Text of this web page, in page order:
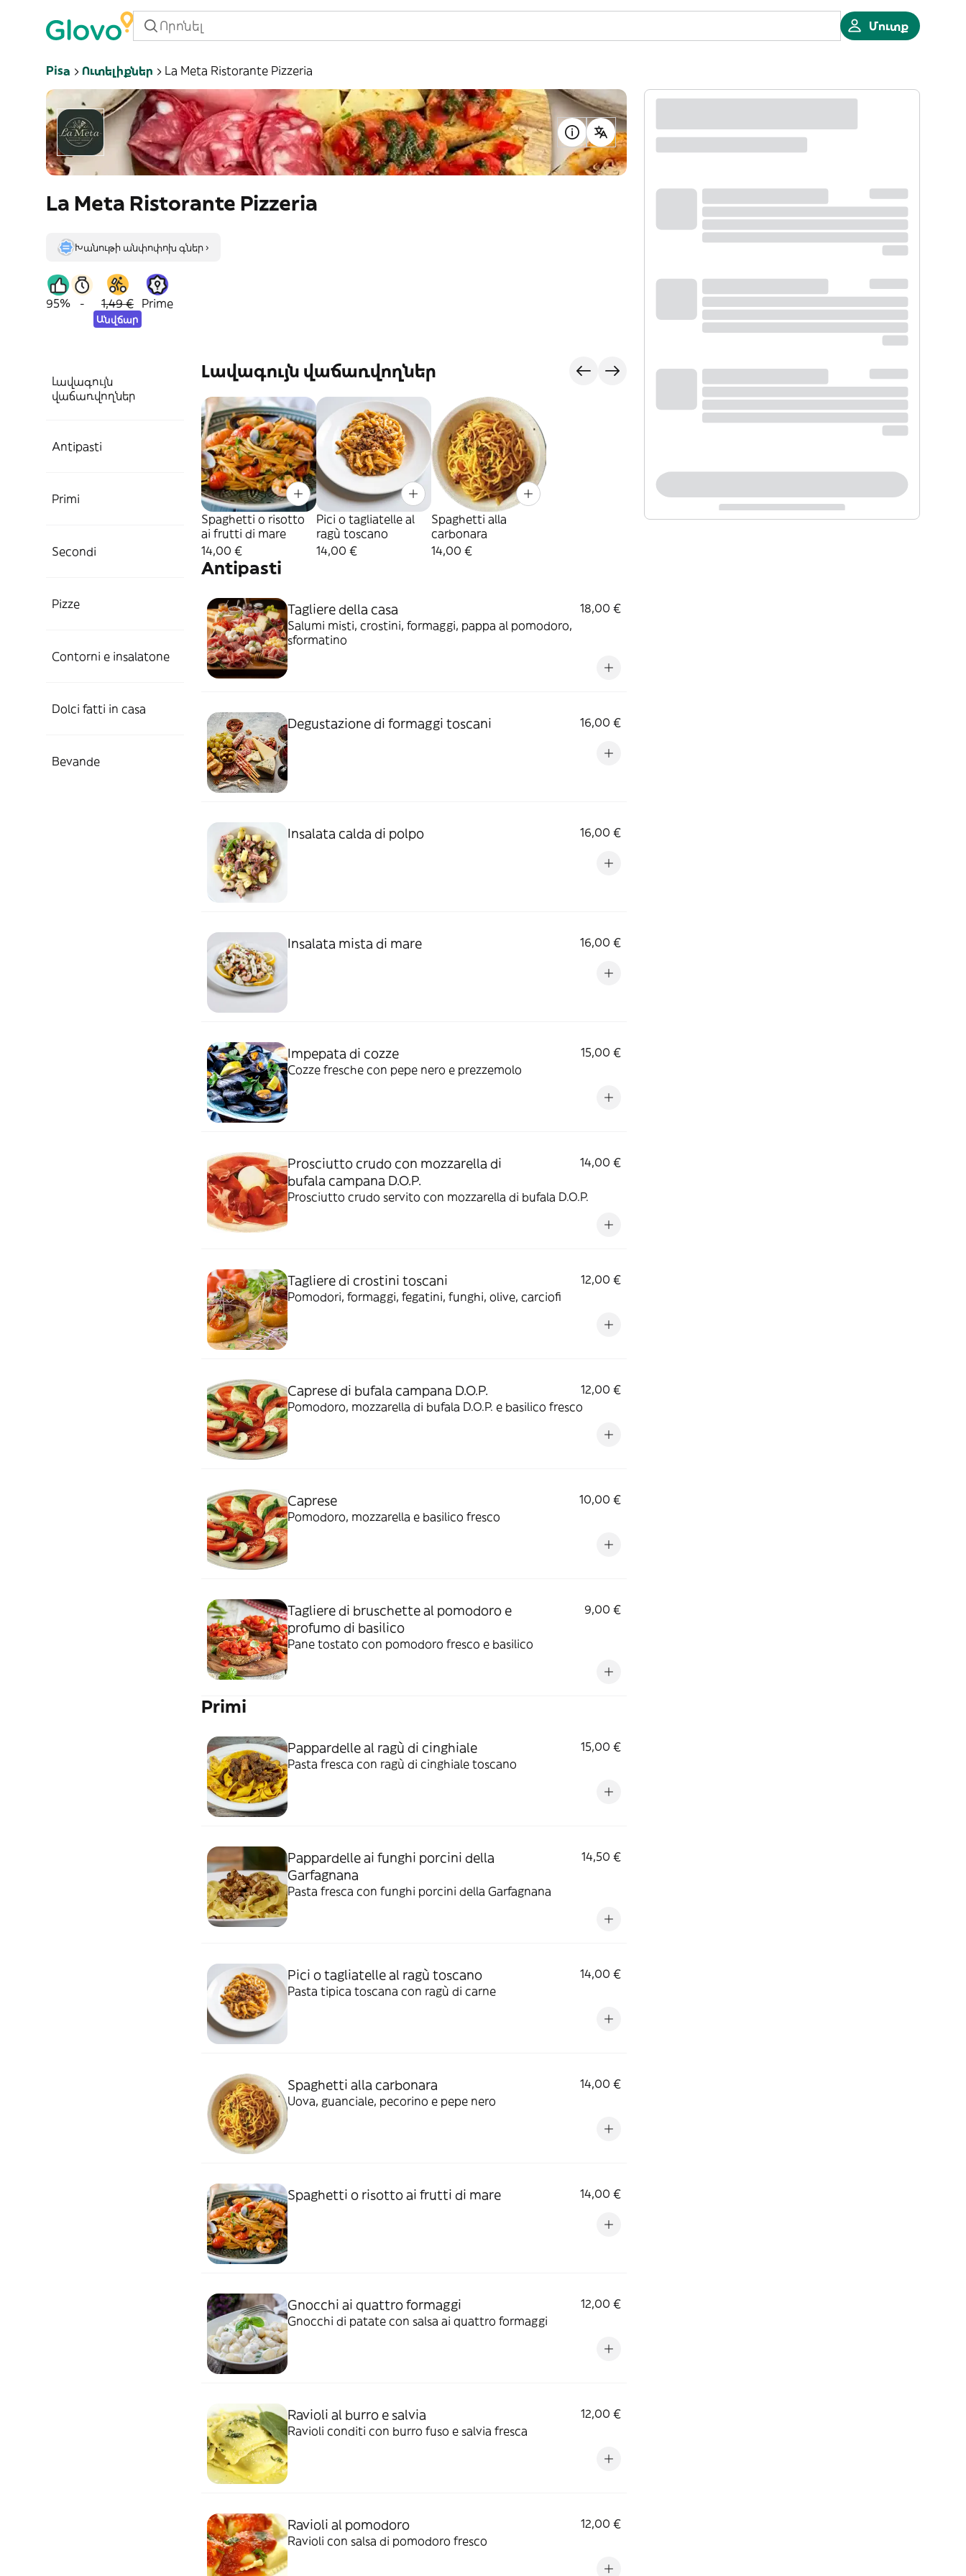
Մուտք
Pisa Ուտելիքներ La Meta Ristorante Pizzeria
La Meta Ristorante Pizzeria
Խանութի անփոփոխ գներ ›
95% - 1,49 €
Անվճար
Prime
Լավագույն
վաճառվողներ
Antipasti
Primi
Secondi
Pizze
Contorni e insalatone
Dolci fatti in casa
Bevande
Լավագույն վաճառվողներ
Spaghetti o risotto
ai frutti di mare
14,00 €
Pici o tagliatelle al
ragù toscano
14,00 €
Spaghetti alla
carbonara
14,00 €
Antipasti
Tagliere della casa
18,00 €
Salumi misti, crostini, formaggi, pappa al pomodoro,
sformatino
Degustazione di formaggi toscani 16,00 €
Insalata calda di polpo 16,00 €
Insalata mista di mare 16,00 €
Impepata di cozze
15,00 €
Cozze fresche con pepe nero e prezzemolo
Prosciutto crudo con mozzarella di
bufala campana D.O.P.
14,00 €
Prosciutto crudo servito con mozzarella di bufala D.O.P.
Tagliere di crostini toscani
12,00 €
Pomodori, formaggi, fegatini, funghi, olive, carciofi
Caprese di bufala campana D.O.P.
12,00 €
Pomodoro, mozzarella di bufala D.O.P. e basilico fresco
Caprese
10,00 €
Pomodoro, mozzarella e basilico fresco
Tagliere di bruschette al pomodoro e
profumo di basilico
9,00 €
Pane tostato con pomodoro fresco e basilico
Primi
Pappardelle al ragù di cinghiale
15,00 €
Pasta fresca con ragù di cinghiale toscano
Pappardelle ai funghi porcini della
Garfagnana
14,50 €
Pasta fresca con funghi porcini della Garfagnana
Pici o tagliatelle al ragù toscano
14,00 €
Pasta tipica toscana con ragù di carne
Spaghetti alla carbonara
14,00 €
Uova, guanciale, pecorino e pepe nero
Spaghetti o risotto ai frutti di mare 14,00 €
Gnocchi ai quattro formaggi
12,00 €
Gnocchi di patate con salsa ai quattro formaggi
Ravioli al burro e salvia
12,00 €
Ravioli conditi con burro fuso e salvia fresca
Ravioli al pomodoro
12,00 €
Ravioli con salsa di pomodoro fresco